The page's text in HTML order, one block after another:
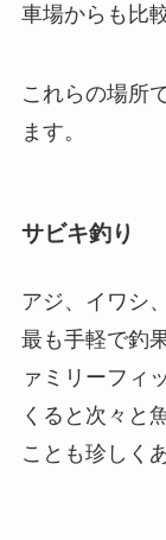
車場からも比
これらの場所
ます。
サビキ釣り
アジ、イワシ
最も手軽で釣
ァミリーフィ
くると次々と
ことも珍しく